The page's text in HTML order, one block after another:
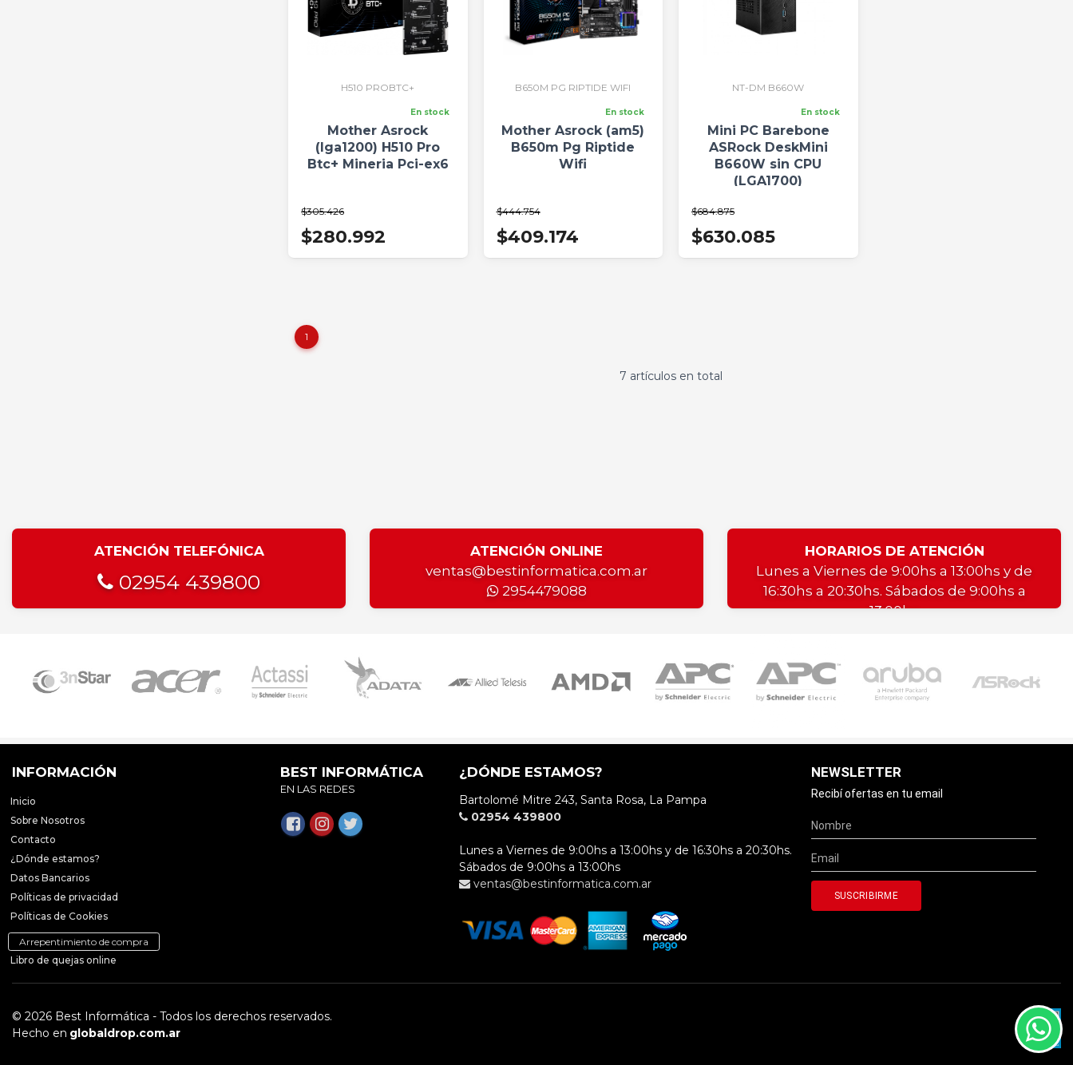
H510 PROBTC+
En stock
Mother Asrock
(lga1200) H510 Pro
Btc+ Mineria Pci-ex6
$305.426
$280.992
B650M PG RIPTIDE WIFI
En stock
Mother Asrock (am5)
B650m Pg Riptide
Wifi
$444.754
$409.174
NT-DM B660W
En stock
Mini PC Barebone
ASRock DeskMini
B660W sin CPU
(LGA1700)
$684.875
$630.085
1
7 artículos en total
ATENCIÓN TELEFÓNICA
02954 439800
ATENCIÓN ONLINE
ventas@bestinformatica.com.ar
2954479088
HORARIOS DE ATENCIÓN
Lunes a Viernes de 9:00hs a 13:00hs y de
16:30hs a 20:30hs. Sábados de 9:00hs a
13:00hs
INFORMACIÓN
Inicio
Sobre Nosotros
Contacto
¿Dónde estamos?
Datos Bancarios
Políticas de privacidad
Políticas de Cookies
Arrepentimiento de compra
Libro de quejas online
BEST INFORMÁTICA
EN LAS REDES
¿DÓNDE ESTAMOS?
Bartolomé Mitre 243, Santa Rosa, La Pampa
02954 439800
Lunes a Viernes de 9:00hs a 13:00hs y de 16:30hs a 20:30hs.
Sábados de 9:00hs a 13:00hs
ventas@bestinformatica.com.ar
NEWSLETTER
Recibí ofertas en tu email
© 2026 Best Informática - Todos los derechos reservados.
Hecho en globaldrop.com.ar